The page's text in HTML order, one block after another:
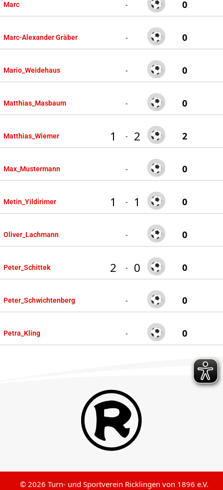
Marc - 0
Marc-Alexander Gräber - 0
Mario_Weidehaus - 0
Matthias_Masbaum - 0
Matthias_Wiemer 1 - 2 2
Max_Mustermann - 0
Metin_Yildirimer 1 - 1 0
Oliver_Lachmann - 0
Peter_Schittek 2 - 0 0
Peter_Schwichtenberg - 0
Petra_Kling - 0
© 2026 Turn- und Sportverein Ricklingen von 1896 e.V.